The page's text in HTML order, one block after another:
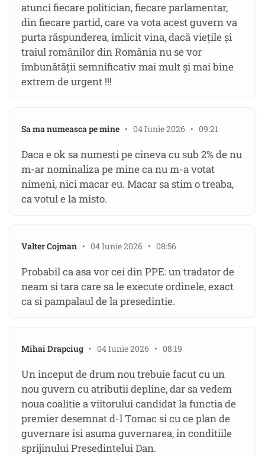
atunci fiecare politician, fiecare parlamentar,
din fiecare partid, care va vota acest guvern va
purta răspunderea, imlicit vina, dacă viețile și
traiul românilor din România nu se vor
îmbunătății semnificativ mai mult și mai bine
extrem de urgent !!!
Sa ma numeasca pe mine • 04 Iunie 2026 • 09:21
Daca e ok sa numesti pe cineva cu sub 2% de nu
m-ar nominaliza pe mine ca nu m-a votat
nimeni, nici macar eu. Macar sa stim o treaba,
ca votul e la misto.
Valter Cojman • 04 Iunie 2026 • 08:56
Probabil ca asa vor cei din PPE: un tradator de
neam si tara care sa le execute ordinele, exact
ca si pampalaul de la presedintie.
Mihai Drapciug • 04 Iunie 2026 • 08:19
Un inceput de drum nou trebuie facut cu un
nou guvern cu atributii depline, dar sa vedem
noua coalitie a viitorului candidat la functia de
premier desemnat d-l Tomac si cu ce plan de
guvernare isi asuma guvernarea, in conditiile
sprijinului Presedintelui Dan.